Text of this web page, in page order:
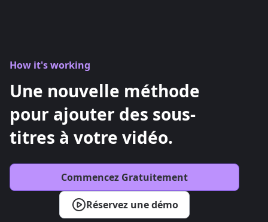
How it's working
Une nouvelle méthode
pour ajouter des sous-
titres à votre vidéo.
Réservez une démo
Commencez Gratuitement